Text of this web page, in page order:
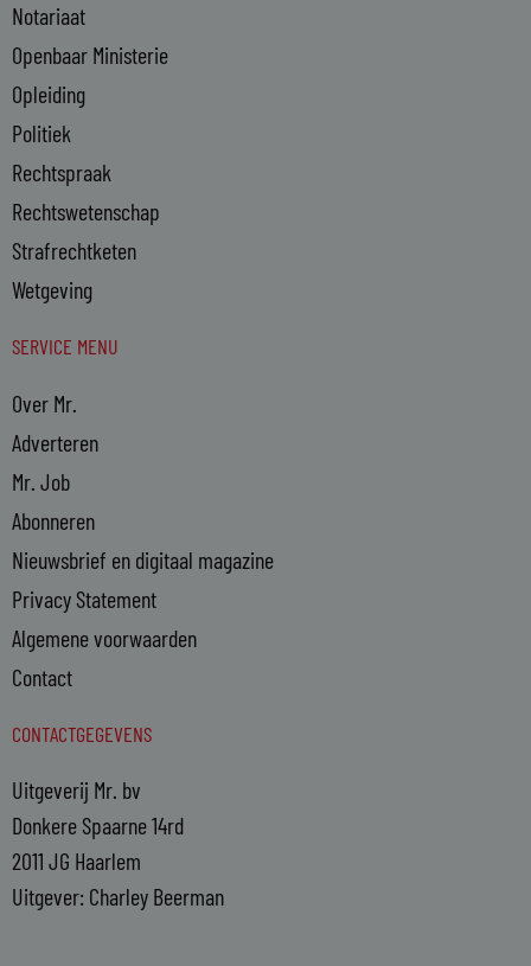
Notariaat
Openbaar Ministerie
Opleiding
Politiek
Rechtspraak
Rechtswetenschap
Strafrechtketen
Wetgeving
SERVICE MENU
Over Mr.
Adverteren
Mr. Job
Abonneren
Nieuwsbrief en digitaal magazine
Privacy Statement
Algemene voorwaarden
Contact
CONTACTGEGEVENS
Uitgeverij Mr. bv
Donkere Spaarne 14rd
2011 JG Haarlem
Uitgever: Charley Beerman